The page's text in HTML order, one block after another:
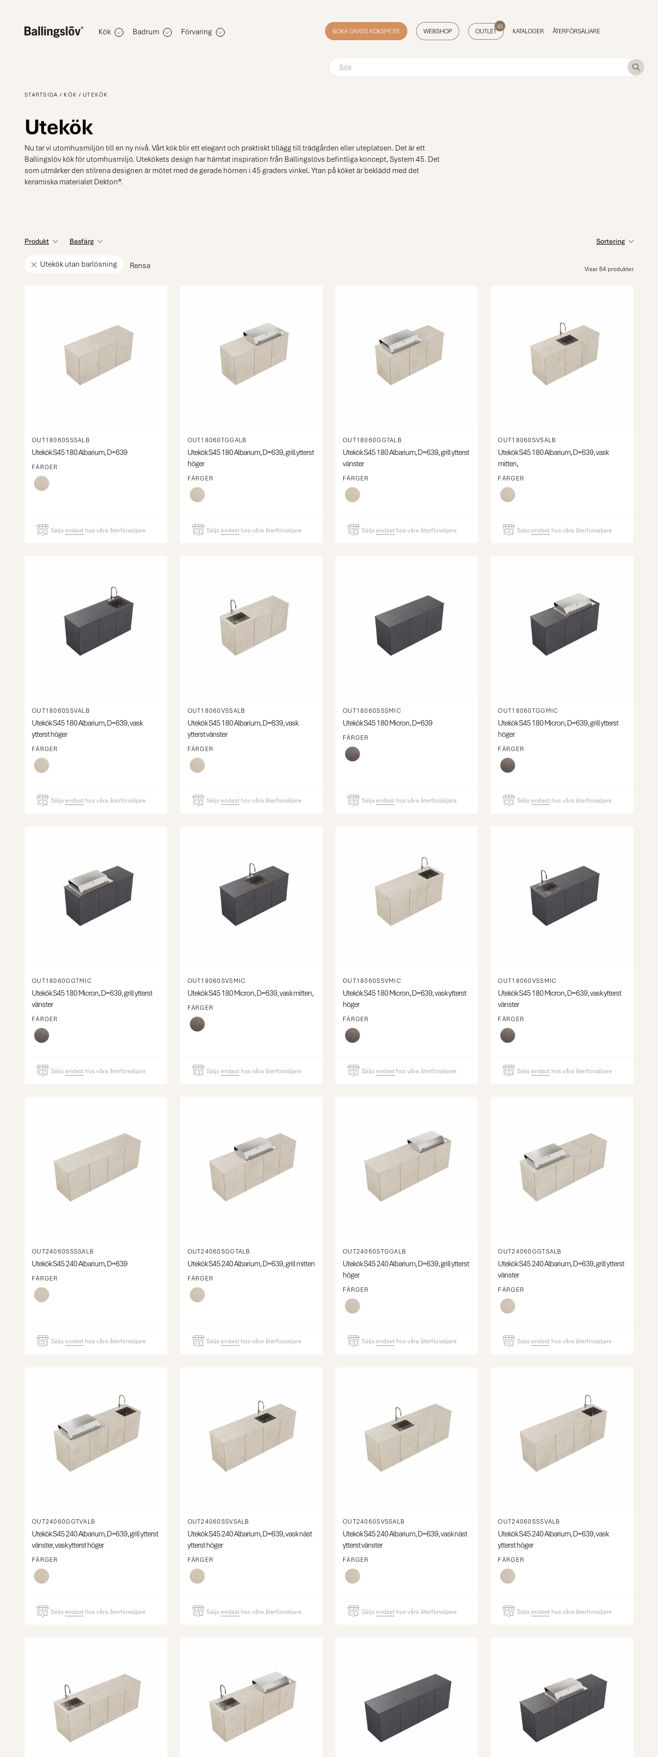
Kök Badrum Förvaring BOKA GRATIS KÖKSMÖTE WEBSHOP OUTLET
45
KATALOGER ÅTERFÖRSÄLJARE
STARTSIDA KÖK UTEKÖK
Utekök
Nu tar vi utomhusmiljön till en ny nivå. Vårt kök blir ett elegant och praktiskt tillägg till trädgården eller uteplatsen. Det är ett
Ballingslöv kök för utomhusmiljö. Utekökets design har hämtat inspiration från Ballingslövs befintliga koncept, System 45. Det
som utmärker den stilrena designen är mötet med de gerade hörnen i 45 graders vinkel. Ytan på köket är beklädd med det
keramiska materialet Dekton®.
Produkt Basfärg Sortering
Utekök utan barlösning Rensa Visar 64 produkter
OUT18060SSSALB
Utekök S45 180 Albarium, D=639
FÄRGER
Säljsendast hos våra återförsäljare
OUT18060TGGALB
Utekök S45 180 Albarium, D=639, grill ytterst
höger
FÄRGER
Säljsendasthos våra återförsäljare
OUT18060GGTALB
Utekök S45 180 Albarium, D=639, grill ytterst
vänster
FÄRGER
Säljsendast hos våra återförsäljare
OUT18060SVSALB
Utekök S45 180 Albarium, D=639, vask
mitten,
FÄRGER
Säljsendast hos våra återförsäljare
OUT18060SSVALB
Utekök S45 180 Albarium, D=639, vask
ytterst höger
FÄRGER
Säljsendast hos våra återförsäljare
OUT18060VSSALB
Utekök S45 180 Albarium, D=639, vask
ytterst vänster
FÄRGER
Säljsendasthos våra återförsäljare
OUT18060SSSMIC
Utekök S45 180 Micron, D=639
FÄRGER
Säljsendast hos våra återförsäljare
OUT18060TGGMIC
Utekök S45 180 Micron, D=639, grill ytterst
höger
FÄRGER
Säljsendast hos våra återförsäljare
OUT18060GGTMIC
Utekök S45 180 Micron, D=639, grill ytterst
vänster
FÄRGER
Säljsendast hos våra återförsäljare
OUT18060SVSMIC
Utekök S45 180 Micron, D=639, vask mitten,
FÄRGER
Säljsendasthos våra återförsäljare
OUT18060SSVMIC
Utekök S45 180 Micron, D=639, vask ytterst
höger
FÄRGER
Säljsendast hos våra återförsäljare
OUT18060VSSMIC
Utekök S45 180 Micron, D=639, vask ytterst
vänster
FÄRGER
Säljsendast hos våra återförsäljare
OUT24060SSSSALB
Utekök S45 240 Albarium, D=639
FÄRGER
Säljsendast hos våra återförsäljare
OUT24060SGGTALB
Utekök S45 240 Albarium, D=639, grill mitten
FÄRGER
Säljsendasthos våra återförsäljare
OUT24060STGGALB
Utekök S45 240 Albarium, D=639, grill ytterst
höger
FÄRGER
Säljsendast hos våra återförsäljare
OUT24060GGTSALB
Utekök S45 240 Albarium, D=639, grill ytterst
vänster
FÄRGER
Säljsendast hos våra återförsäljare
OUT24060GGTVALB
Utekök S45 240 Albarium, D=639, grill ytterst
vänster, vask ytterst höger
FÄRGER
Säljsendast hos våra återförsäljare
OUT24060SSVSALB
Utekök S45 240 Albarium, D=639, vask näst
ytterst höger
FÄRGER
Säljsendasthos våra återförsäljare
OUT24060SVSSALB
Utekök S45 240 Albarium, D=639, vask näst
ytterst vänster
FÄRGER
Säljsendast hos våra återförsäljare
OUT24060SSSVALB
Utekök S45 240 Albarium, D=639, vask
ytterst höger
FÄRGER
Säljsendast hos våra återförsäljare